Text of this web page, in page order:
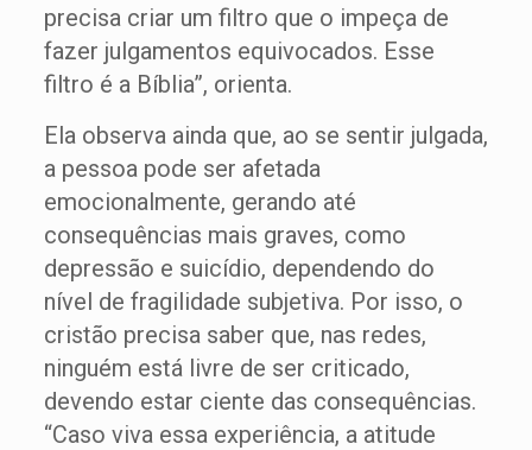
precisa criar um filtro que o impeça de
fazer julgamentos equivocados. Esse
filtro é a Bíblia”, orienta.
Ela observa ainda que, ao se sentir julgada,
a pessoa pode ser afetada
emocionalmente, gerando até
consequências mais graves, como
depressão e suicídio, dependendo do
nível de fragilidade subjetiva. Por isso, o
cristão precisa saber que, nas redes,
ninguém está livre de ser criticado,
devendo estar ciente das consequências.
“Caso viva essa experiência, a atitude